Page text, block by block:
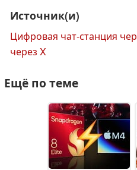
Источник(и)
Цифровая чат-станция
через X
Ещё по теме